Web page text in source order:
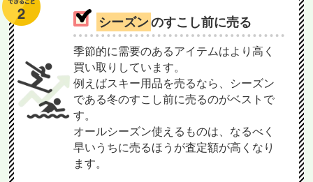
シーズンのすこし前に売る
季節的に需要のあるアイテムはより高く
買い取りしています。
例えばスキー用品を売るなら、シーズン
である冬のすこし前に売るのがベストで
す。
オールシーズン使えるものは、なるべく
早いうちに売るほうが査定額が高くなり
ます。